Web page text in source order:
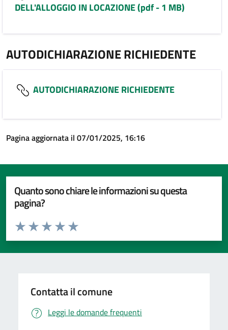
DELL'ALLOGGIO IN LOCAZIONE (pdf - 1 MB)
AUTODICHIARAZIONE RICHIEDENTE
AUTODICHIARAZIONE RICHIEDENTE
Pagina aggiornata il 07/01/2025, 16:16
Quanto sono chiare le informazioni su questa
pagina?
Valuta da 1 a 5 stelle la pagina
Valuta 5 stelle su 5
Valuta 4 stelle su 5
Valuta 3 stelle su 5
Valuta 2 stelle su 5
Valuta 1 stelle su 5
Contatta il comune
Leggi le domande frequenti